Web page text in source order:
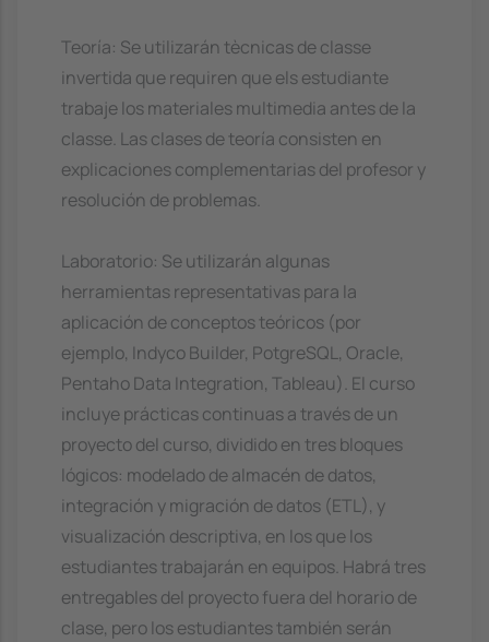
Teoría: Se utilizarán tècnicas de classe
invertida que requiren que els estudiante
trabaje los materiales multimedia antes de la
classe. Las clases de teoría consisten en
explicaciones complementarias del profesor y
resolución de problemas.
Laboratorio: Se utilizarán algunas
herramientas representativas para la
aplicación de conceptos teóricos (por
ejemplo, Indyco Builder, PotgreSQL, Oracle,
Pentaho Data Integration, Tableau). El curso
incluye prácticas continuas a través de un
proyecto del curso, dividido en tres bloques
lógicos: modelado de almacén de datos,
integración y migración de datos (ETL), y
visualización descriptiva, en los que los
estudiantes trabajarán en equipos. Habrá tres
entregables del proyecto fuera del horario de
clase, pero los estudiantes también serán